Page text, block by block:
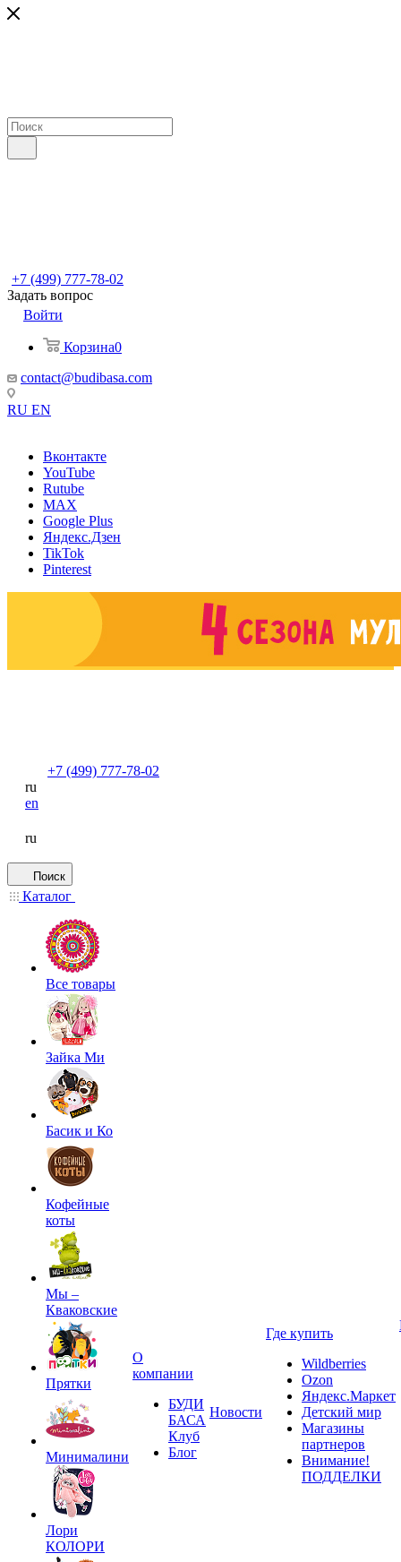
+7 (499) 777-78-02
Задать вопрос
Войти
Корзина0
contact@budibasa.com
RU EN
Вконтакте
YouTube
Rutube
MAX
Google Plus
Яндекс.Дзен
TikTok
Pinterest
+7 (499) 777-78-02
ru
en
ru
Поиск
Каталог
Все товары
Зайка Ми
Басик и Ко
Кофейные
коты
Мы –
Кваковские
Прятки
Минималини
Лори
КОЛОРИ
О
компании
БУДИ
БАСА
Клуб
Блог
Новости
Где купить
Wildberries
Ozon
Яндекс.Маркет
Детский мир
Магазины
партнеров
Внимание!
ПОДДЕЛКИ